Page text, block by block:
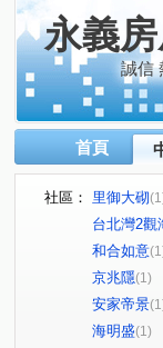
永義
誠信
首頁
社區： 里御大砌
台北灣2觀
和合如意
京兆隱(1)
安家帝景
海明盛(1)